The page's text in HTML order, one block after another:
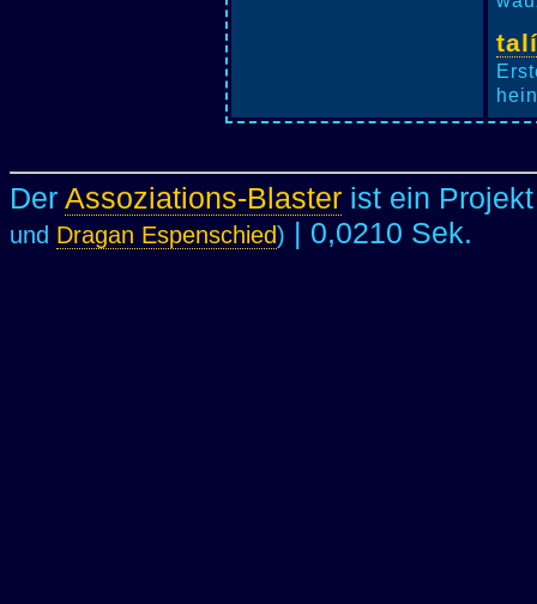
Der Assoziations-Blaster ist ein
und Dragan Espenschied) | 0,0210 Sek.